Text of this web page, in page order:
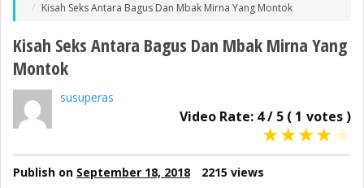
Kisah Seks Antara Bagus Dan Mbak Mirna Yang Montok
Kisah Seks Antara Bagus Dan Mbak Mirna Yang
Montok
susuperas
Video Rate: 4/ 5 ( 1 votes )
★★★★★
Publish on September 18, 2018
2215 views